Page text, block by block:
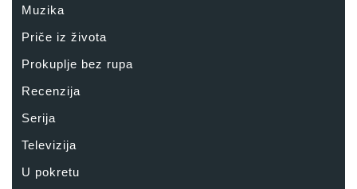
Muzika
Priče iz života
Prokuplje bez rupa
Recenzija
Serija
Televizija
U pokretu